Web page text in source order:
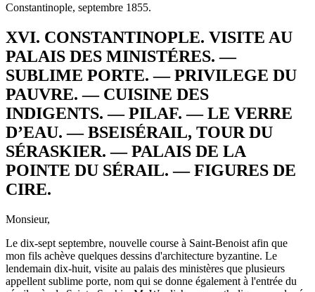
Constantinople, septembre 1855.
XVI. CONSTANTINOPLE. VISITE AU
PALAIS DES MINISTÉRES. —
SUBLIME PORTE. — PRIVILEGE DU
PAUVRE. — CUISINE DES
INDIGENTS. — PILAF. — LE VERRE
D’EAU. — BSEISÉRAIL, TOUR DU
SÉRASKIER. — PALAIS DE LA
POINTE DU SÉRAIL. — FIGURES DE
CIRE.
Monsieur,
Le dix-sept septembre, nouvelle course à Saint-Benoist afin que
mon fils achève quelques dessins d'architecture byzantine. Le
lendemain dix-huit, visite au palais des ministères que plusieurs
appellent sublime porte, nom qui se donne également à l'entrée du